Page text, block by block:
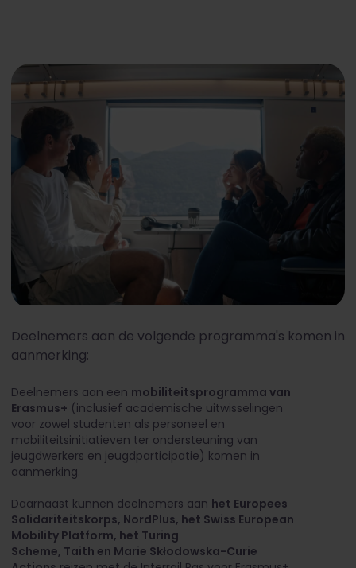
Deelnemers aan de volgende programma's komen in
aanmerking:
Deelnemers aan een mobiliteitsprogramma van
Erasmus+ (inclusief academische uitwisselingen
voor zowel studenten als personeel en
mobiliteitsinitiatieven ter ondersteuning van
jeugdwerkers en jeugdparticipatie) komen in
aanmerking.
Daarnaast kunnen deelnemers aan het Europees
Solidariteitskorps, NordPlus, het Swiss European
Mobility Platform, het Turing
Scheme, Taith en Marie Skłodowska-Curie